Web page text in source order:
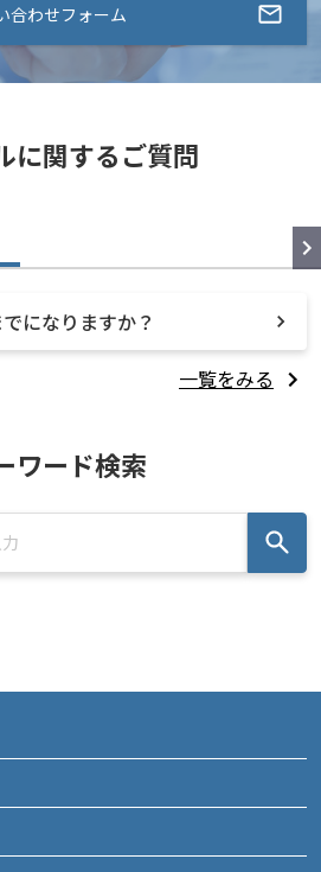
合わせフォーム
に関するご質問
になりますか？
一覧をみる
ワード検索